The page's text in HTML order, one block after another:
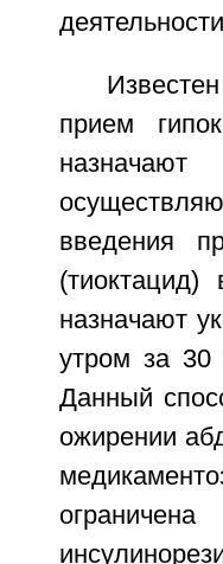
прием
введения
назначают
утром за 30
Данный
ожирении